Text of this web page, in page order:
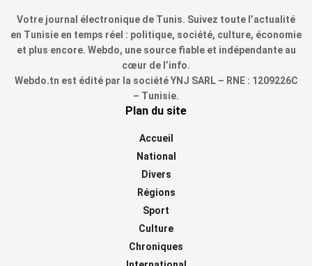
Votre journal électronique de Tunis. Suivez toute l’actualité
en Tunisie en temps réel : politique, société, culture, économie
et plus encore. Webdo, une source fiable et indépendante au
cœur de l’info.
Webdo.tn est édité par la société YNJ SARL – RNE : 1209226C
– Tunisie.
Plan du site
Accueil
National
Divers
Régions
Sport
Culture
Chroniques